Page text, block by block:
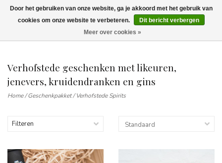
Wij leveren tot aan uw deur. Afhalen is mogelijk.
Verhofstede geschenken met likeuren,
jenevers, kruidendranken en gins
Home/Geschenkpakket/Verhofstede Spirits
Filteren
Door het gebruiken van onze website, ga je akkoord met het gebruik van
cookies om onze website te verbeteren.
Dit bericht verbergen
Meer over cookies »